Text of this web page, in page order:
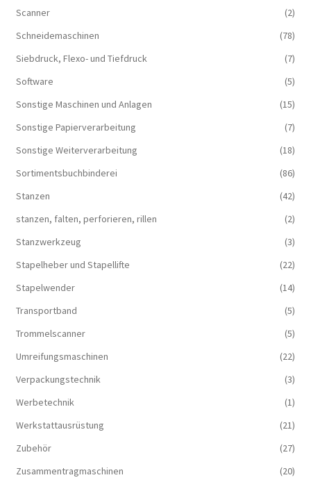
Scanner
(2)
Schneidemaschinen
(78)
Siebdruck, Flexo- und Tiefdruck
(7)
Software
(5)
Sonstige Maschinen und Anlagen
(15)
Sonstige Papierverarbeitung
(7)
Sonstige Weiterverarbeitung
(18)
Sortimentsbuchbinderei
(86)
Stanzen
(42)
stanzen, falten, perforieren, rillen
(2)
Stanzwerkzeug
(3)
Stapelheber und Stapellifte
(22)
Stapelwender
(14)
Transportband
(5)
Trommelscanner
(5)
Umreifungsmaschinen
(22)
Verpackungstechnik
(3)
Werbetechnik
(1)
Werkstattausrüstung
(21)
Zubehör
(27)
Zusammentragmaschinen
(20)